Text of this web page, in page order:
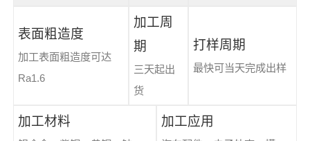
表面粗造度
加工表面粗造度可达
Ra1.6
加工周
期
三天起出
货
打样周期
最快可当天完成出样
加工材料 加工应用